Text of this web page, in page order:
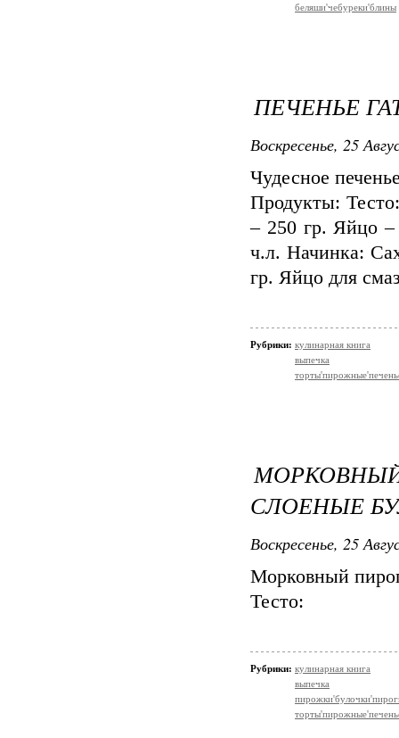
беляши'чебуреки'блины
ПЕЧЕНЬЕ
Воскресенье, 25
Чудесное
Продукты:
– 250 гр. Яйцо
ч.л. Начинка:
гр. Яйцо для
Рубрики: кулинарная книга
выпечка
СЛОЕНЫЕ
Воскресенье, 25
Морковный
Тесто:
Рубрики: кулинарная книга
выпечка